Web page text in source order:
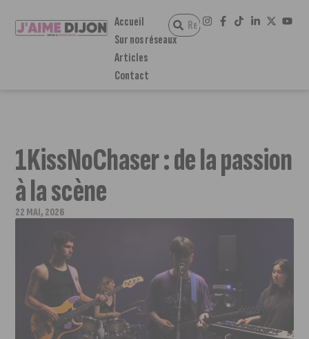
Accueil
Sur nos réseaux
Articles
Contact
1KissNoChaser : de la passion
à la scène
22 MAI, 2026